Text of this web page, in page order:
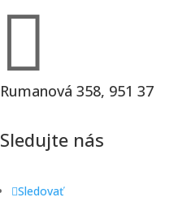

Rumanová 358, 951 37
Sledujte nás
Sledovať